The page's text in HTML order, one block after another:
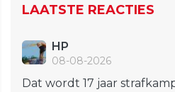
LAATSTE REACTIES
HP
08-08-2026
Dat wordt 17 jaar